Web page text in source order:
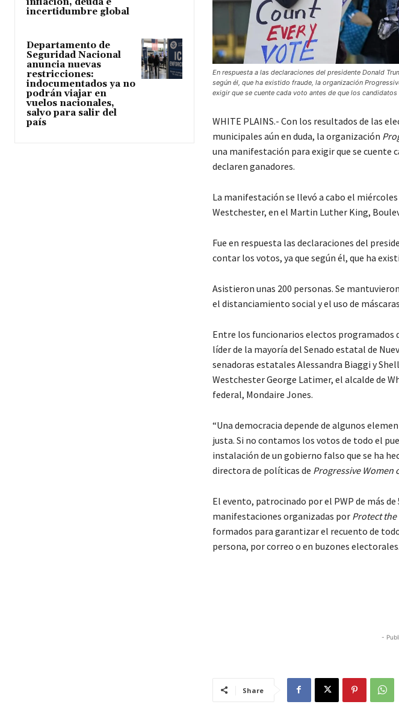
incertidumbre global
Departamento de
Seguridad Nacional
anuncia nuevas
restricciones:
indocumentados ya no
podrán viajar en
vuelos nacionales,
salvo para salir del
país
En respuesta a las declaraciones del presidente Donald
según él, que ha existido fraude, la organización
exigir que se cuente cada voto antes de que los candidatos
WHITE PLAINS.- Con los resultados de las
municipales aún en duda, la organización
una manifestación para exigir que se cuente
declaren ganadores.
La manifestación se llevó a cabo el
Westchester, en el Martin Luther King,
Fue en respuesta las declaraciones del
contar los votos, ya que según él, que ha
Asistieron unas 200 personas. Se
el distanciamiento social y el uso de
Entre los funcionarios electos programados
líder de la mayoría del Senado estatal de
senadoras estatales Alessandra Biaggi y
Westchester George Latimer, el alcalde de
federal, Mondaire Jones.
“Una democracia depende de algunos
justa. Si no contamos los votos de todo el
instalación de un gobierno falso que se ha
directora de políticas de Progressive Women
El evento, patrocinado por el PWP de más
manifestaciones organizadas por Protect the
formados para garantizar el recuento de
persona, por correo o en buzones electorales.
-
Share